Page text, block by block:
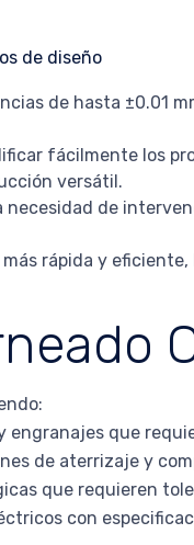
de hasta ±0.01
fácilmente los
versátil.
de
rápida y
engranajes que
de aterrizaje y
que requieren
con